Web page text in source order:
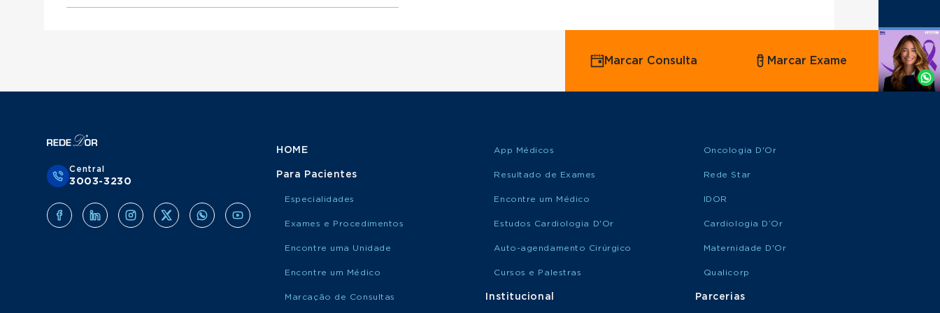
Urologista atende Porto Saúde
Agende
Whatsapp
Marcar Consulta Marcar Exame
Central
3003-3230
HOME
Para Pacientes
Especialidades
Exames e Procedimentos
Encontre uma Unidade
Encontre um Médico
Marcação de Consultas
App Médicos
Resultado de Exames
Encontre um Médico
Estudos Cardiologia D'Or
Auto-agendamento Cirúrgico
Cursos e Palestras
Institucional
Oncologia D'Or
Rede Star
IDOR
Cardiologia D’Or
Maternidade D'Or
Qualicorp
Parcerias